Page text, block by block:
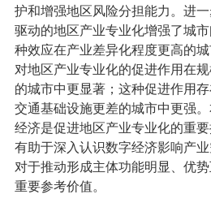
护和增强地区风险分担能力。进
驱动的地区产业专业化增强了城
种效应在产业差异化程度更高的
对地区产业专业化的促进作用在
的城市中更显著；这种促进作用
交通基础设施更差的城市中更强
经济是促进地区产业专业化的重
有助于深入认识数字经济影响产
对于推动形成主体功能明显、优
重要参考价值。